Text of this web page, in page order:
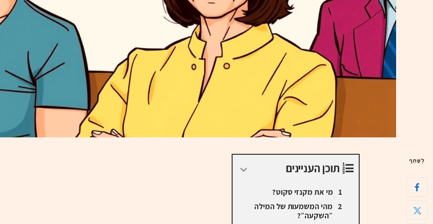
לְשַׁתֵּף
תוכן העניינים
מי את מקנזי סקוט?
מהי המשמעות של המילה
״השקעה״?